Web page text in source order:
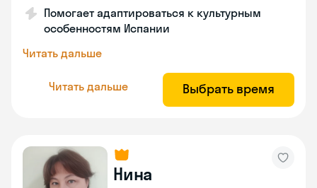
Помогает адаптироваться к культурным
особенностям Испании
Читать дальше
Читать дальше Выбрать время
Нина